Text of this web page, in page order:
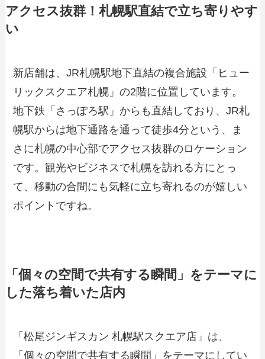
アクセス抜群！札幌駅直結で立ち寄りやす
い
新店舗は、JR札幌駅地下直結の複合施設「ヒュー
リックスクエア札幌」の2階に位置しています。
地下鉄「さっぽろ駅」からも直結しており、JR札
幌駅からは地下通路を通って徒歩4分という、ま
さに札幌の中心部でアクセス抜群のロケーション
です。観光やビジネスで札幌を訪れる方にとっ
て、移動の合間にも気軽に立ち寄れるのが嬉しい
ポイントですね。
「個々の空間で共有する瞬間」をテーマに
した落ち着いた店内
「松尾ジンギスカン 札幌駅スクエア店」は、
「個々の空間で共有する瞬間」をテーマにしてい